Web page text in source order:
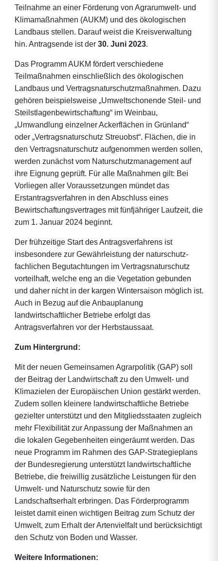
Teilnahme an einer Förderung von Agrarumwelt- und
Klimamaßnahmen (AUKM) und des ökologischen
Landbaus stellen. Darauf weist die Kreisverwaltung
hin. Antragsende ist der 30. Juni 2023.
Das Programm AUKM fördert verschiedene
Teilmaßnahmen einschließlich des ökologischen
Landbaus und Vertragsnaturschutzmaßnahmen. Dazu
gehören beispielsweise „Umweltschonende Steil- und
Steilstlagenbewirtschaftung“ im Weinbau,
„Umwandlung einzelner Ackerflächen in Grünland“
oder „Vertragsnaturschutz Streuobst“. Flächen, die in
den Vertragsnaturschutz aufgenommen werden sollen,
werden zunächst vom Naturschutzmanagement auf
ihre Eignung geprüft. Für alle Maßnahmen gilt: Bei
Vorliegen aller Voraussetzungen mündet das
Erstantragsverfahren in den Abschluss eines
Bewirtschaftungsvertrages mit fünfjähriger Laufzeit, die
zum 1. Januar 2024 beginnt.
Der frühzeitige Start des Antragsverfahrens ist
insbesondere zur Gewährleistung der naturschutz-
fachlichen Begutachtungen im Vertragsnaturschutz
vorteilhaft, welche eng an die Vegetation gebunden
und daher nicht in der kargen Wintersaison möglich ist.
Auch in Bezug auf die Anbauplanung
landwirtschaftlicher Betriebe erfolgt das
Antragsverfahren vor der Herbstaussaat.
Zum Hintergrund:
Mit der neuen Gemeinsamen Agrarpolitik (GAP) soll
der Beitrag der Landwirtschaft zu den Umwelt- und
Klimazielen der Europäischen Union gestärkt werden.
Zudem sollen kleinere landwirtschaftliche Betriebe
gezielter unterstützt und den Mitgliedsstaaten zugleich
mehr Flexibilität zur Anpassung der Maßnahmen an
die lokalen Gegebenheiten eingeräumt werden. Das
neue Programm im Rahmen des GAP-Strategieplans
der Bundesregierung unterstützt landwirtschaftliche
Betriebe, die freiwillig zusätzliche Leistungen für den
Umwelt- und Naturschutz sowie für den
Landschaftserhalt erbringen. Das Förderprogramm
leistet damit einen wichtigen Beitrag zum Schutz der
Umwelt, zum Erhalt der Artenvielfalt und berücksichtigt
den Schutz von Boden und Wasser.
Weitere Informationen: